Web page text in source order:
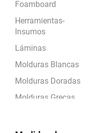
Foamboard
Herramientas-
Insumos
Láminas
Molduras Blancas
Molduras Doradas
Molduras Grecas
Molduras Otros colores